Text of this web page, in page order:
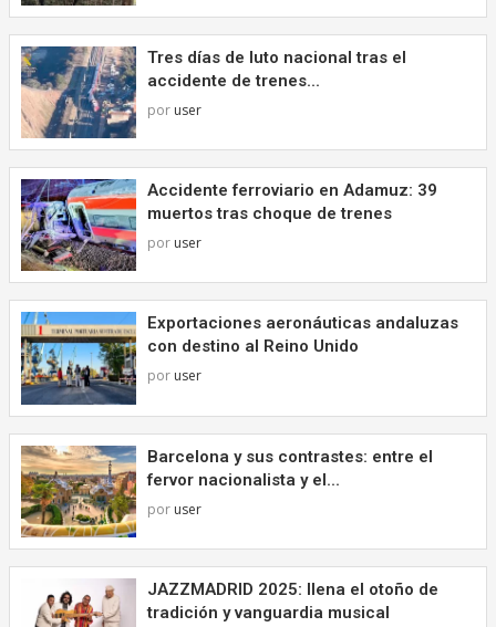
Tres días de luto nacional tras el
accidente de trenes...
por user
Accidente ferroviario en Adamuz: 39
muertos tras choque de trenes
por user
Exportaciones aeronáuticas andaluzas
con destino al Reino Unido
por user
Barcelona y sus contrastes: entre el
fervor nacionalista y el...
por user
JAZZMADRID 2025: llena el otoño de
tradición y vanguardia musical